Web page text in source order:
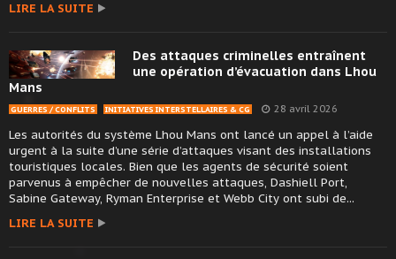
LIRE LA SUITE
Des attaques criminelles entraînent
une opération d’évacuation dans Lhou
Mans
GUERRES / CONFLITS INITIATIVES INTERSTELLAIRES & CG 28 avril 2026
Les autorités du système Lhou Mans ont lancé un appel à l’aide
urgent à la suite d’une série d’attaques visant des installations
touristiques locales. Bien que les agents de sécurité soient
parvenus à empêcher de nouvelles attaques, Dashiell Port,
Sabine Gateway, Ryman Enterprise et Webb City ont subi de...
LIRE LA SUITE